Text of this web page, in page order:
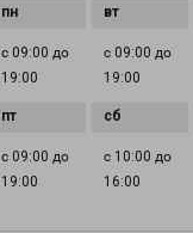
с 09:00 до
19:00
с 09:00 до
19:00
с 09:00 до
19:00
с 10:00 до
16:00